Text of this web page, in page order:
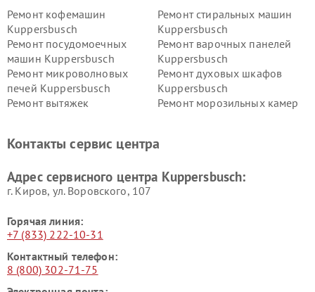
Ремонт кофемашин
Kuppersbusch
Ремонт стиральных машин
Kuppersbusch
Ремонт посудомоечных
машин Kuppersbusch
Ремонт варочных панелей
Kuppersbusch
Ремонт микроволновых
печей Kuppersbusch
Ремонт духовых шкафов
Kuppersbusch
Ремонт вытяжек
Ремонт морозильных камер
Kuppersbusch
вакуумных упаковщиков
Ремонт сушильных машин Kuppersbusch
Контакты сервис центра
Адрес сервисного центра Kuppersbusch:
г. Киров, ул. Воровского, 107
Горячая линия:
+7 (833) 222-10-31
Контактный телефон:
8 (800) 302-71-75